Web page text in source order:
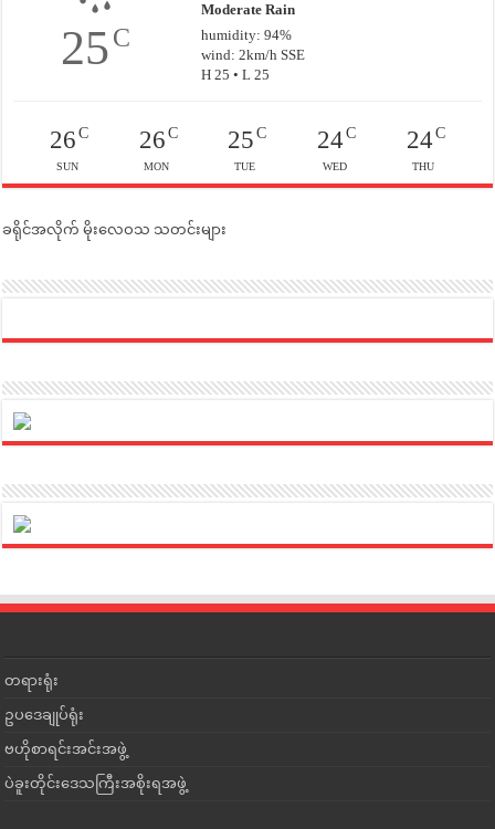
25C
Moderate Rain
humidity: 94%
wind: 2km/h SSE
H 25 • L 25
26C
SUN
26C
MON
25 C
TUE
24C
WED
24C
THU
ခရိုင်အလိုက် မိုးလေဝသ သတင်းများ
တရားရုံး
ဥပဒေချုပ်ရုံး
ဗဟိုစာရင်းအင်းအဖွဲ့
ပဲခူးတိုင်းဒေသကြီးအစိုးရအဖွဲ့